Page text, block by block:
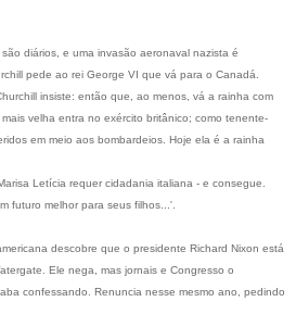
diários, e uma invasão aeronaval nazista é
pede ao rei George VI que vá para o Canadá.
insiste: então que, ao menos, vá a rainha com
velha entra no exército britânico; como tenente-
em meio aos bombardeios. Hoje ela é a rainha
Letícia requer cidadania italiana - e consegue.
futuro melhor para seus filhos...'.
descobre que o presidente Richard Nixon está
Ele nega, mas jornais e Congresso o
confessando. Renuncia nesse mesmo ano, pedindo